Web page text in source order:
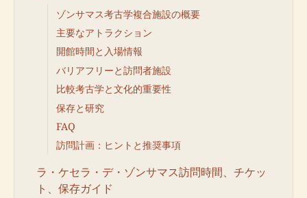
ゾンサマス考古学複合施設の概要
主要なアトラクション
開館時間と入場情報
バリアフリーと訪問者施設
比較考古学と文化的重要性
保存と研究
FAQ
訪問計画：ヒントと推奨事項
ラ・ケセラ・デ・ゾンサマス訪問時間、チケッ
ト、保存ガイド